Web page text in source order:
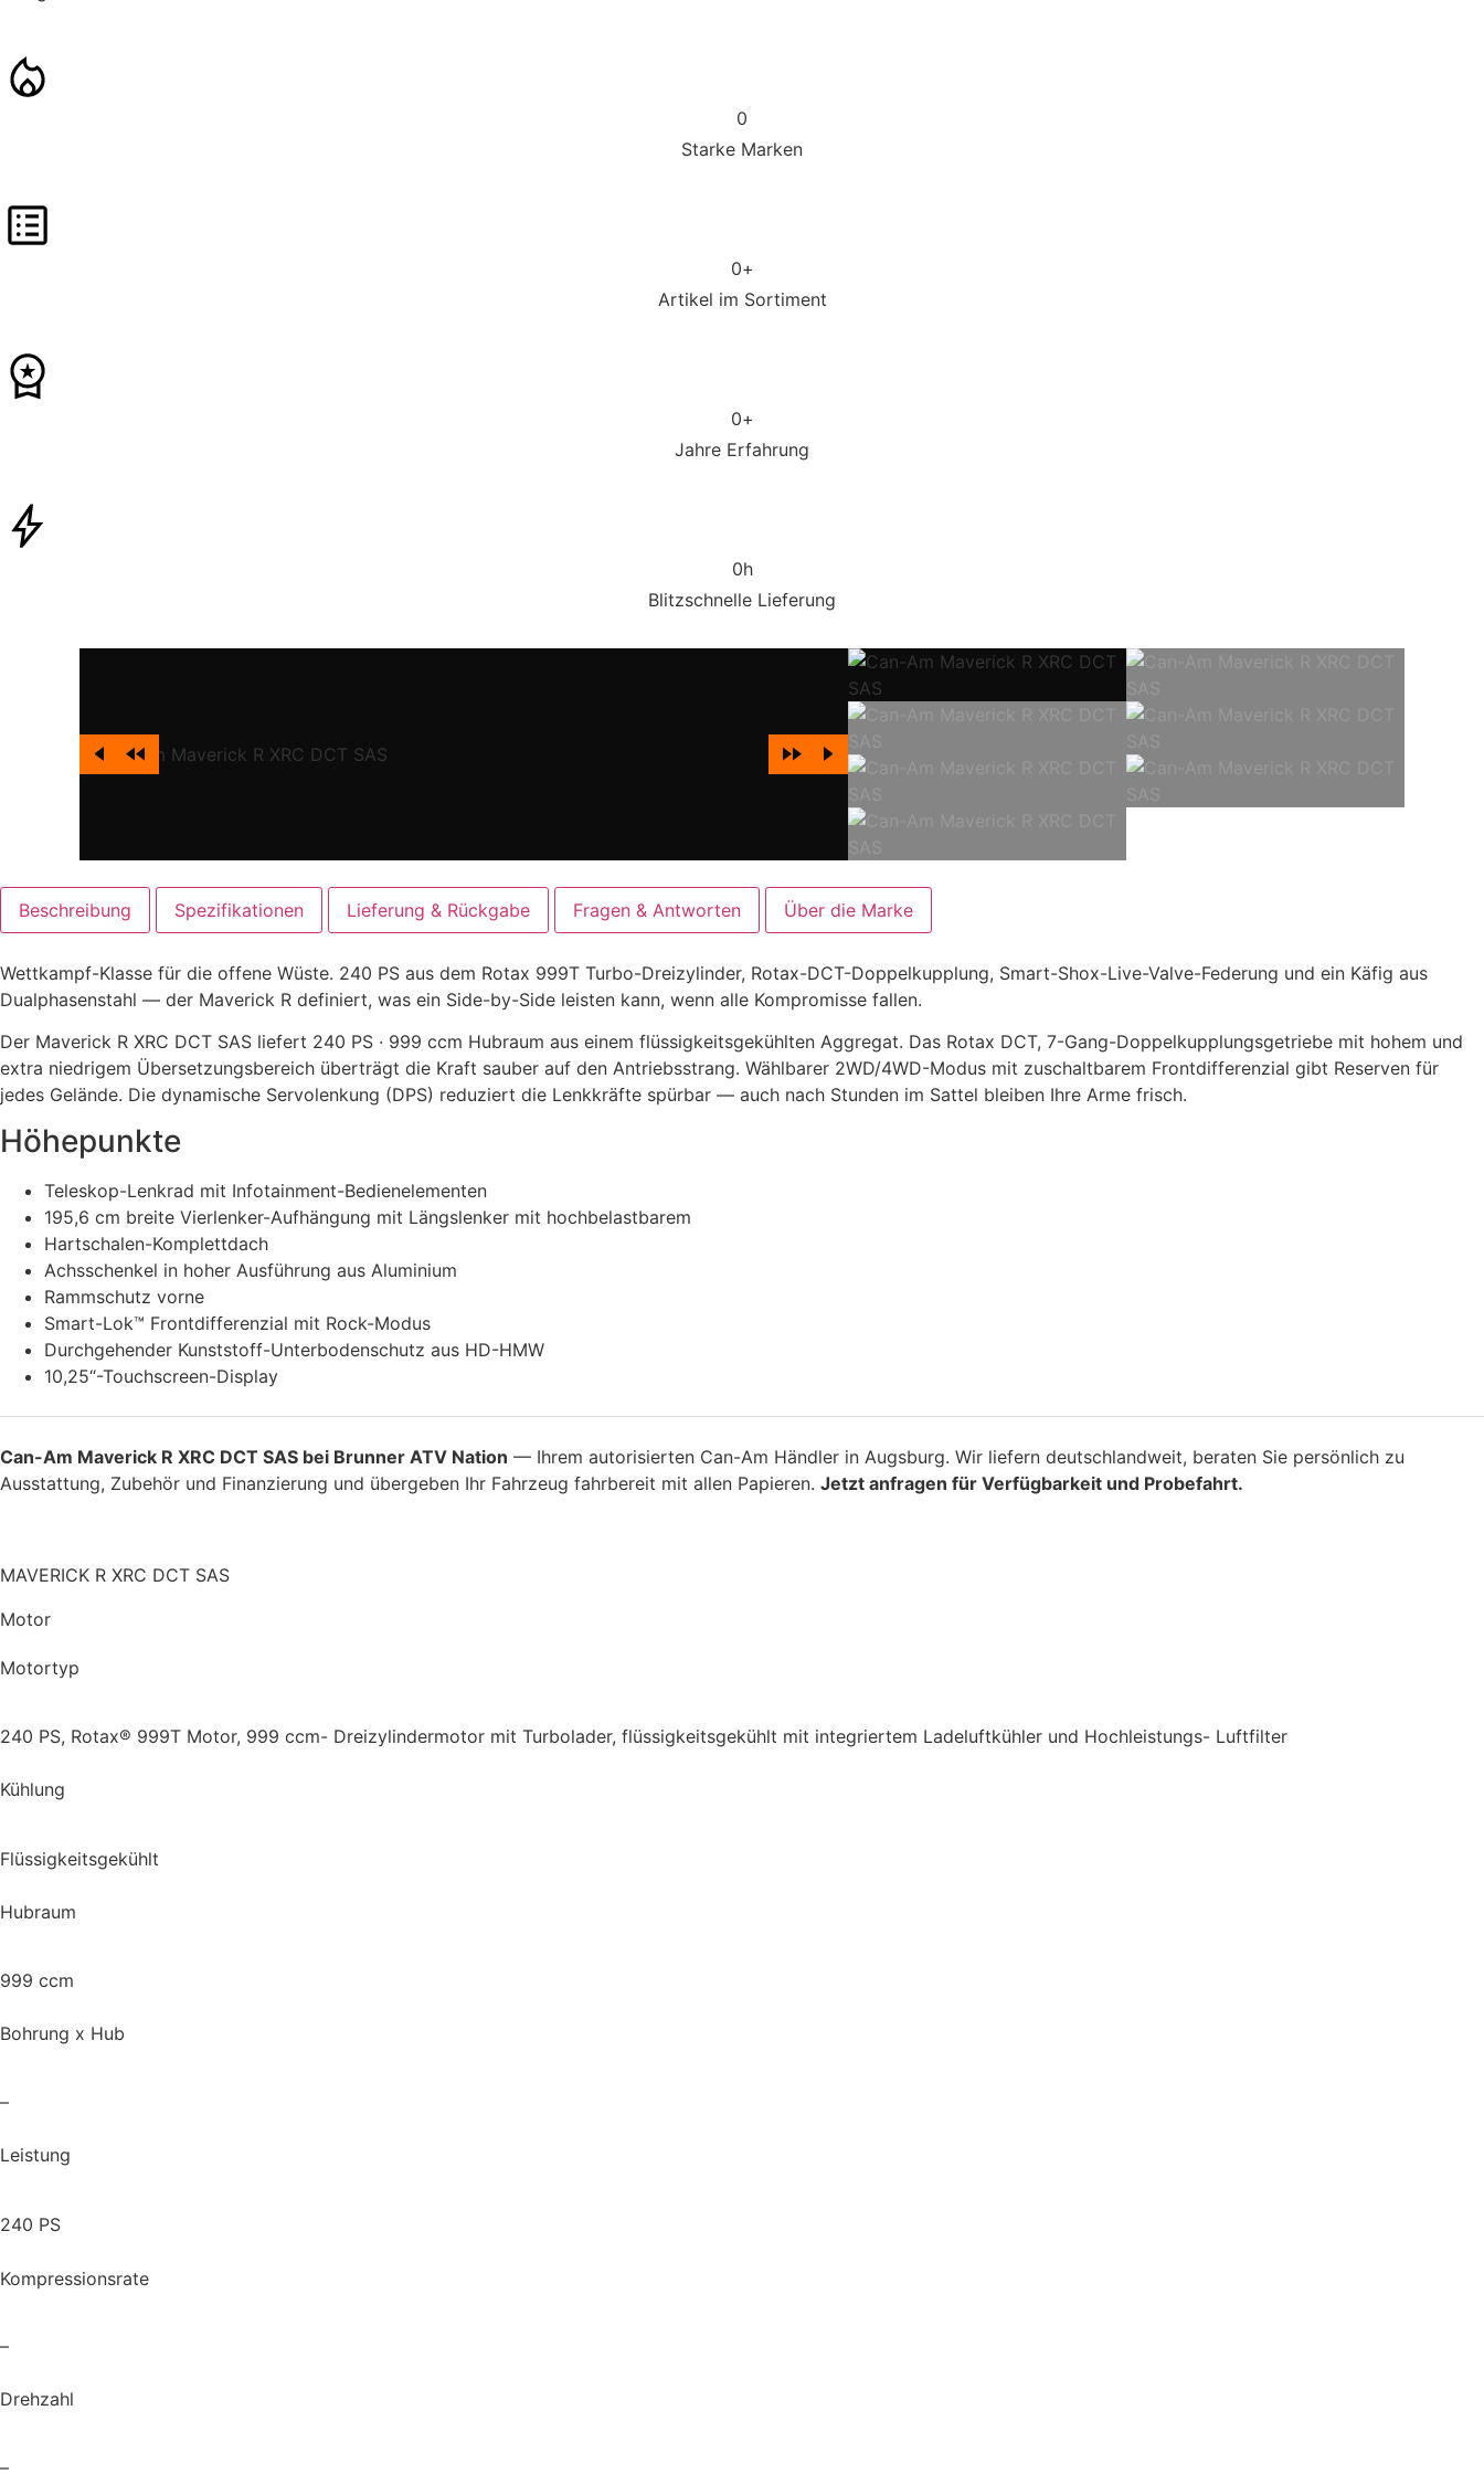
Starke Marken
0
Artikel im Sortiment
0+
Jahre Erfahrung
0+
Blitzschnelle Lieferung
0h
Beschreibung Spezifikationen Lieferung & Rückgabe Fragen & Antworten Über die Marke
Wettkampf-Klasse für die offene Wüste. 240 PS aus dem Rotax 999T Turbo-Dreizylinder, Rotax-DCT-Doppelkupplung, Smart-Shox-Live-Valve-Federung und ein Käfig aus
Dualphasenstahl — der Maverick R definiert, was ein Side-by-Side leisten kann, wenn alle Kompromisse fallen.
Der Maverick R XRC DCT SAS liefert 240 PS · 999 ccm Hubraum aus einem flüssigkeitsgekühlten Aggregat. Das Rotax DCT, 7-Gang-Doppelkupplungsgetriebe mit hohem und
extra niedrigem Übersetzungsbereich überträgt die Kraft sauber auf den Antriebsstrang. Wählbarer 2WD/4WD-Modus mit zuschaltbarem Frontdifferenzial gibt Reserven für
jedes Gelände. Die dynamische Servolenkung (DPS) reduziert die Lenkkräfte spürbar — auch nach Stunden im Sattel bleiben Ihre Arme frisch.
Höhepunkte
Teleskop-Lenkrad mit Infotainment-Bedienelementen
195,6 cm breite Vierlenker-Aufhängung mit Längslenker mit hochbelastbarem
Hartschalen-Komplettdach
Achsschenkel in hoher Ausführung aus Aluminium
Rammschutz vorne
Smart-Lok™ Frontdifferenzial mit Rock-Modus
Durchgehender Kunststoff-Unterbodenschutz aus HD-HMW
10,25“-Touchscreen-Display
Can-Am Maverick R XRC DCT SAS bei Brunner ATV Nation — Ihrem autorisierten Can-Am Händler in Augsburg. Wir liefern deutschlandweit, beraten Sie persönlich zu
Ausstattung, Zubehör und Finanzierung und übergeben Ihr Fahrzeug fahrbereit mit allen Papieren. Jetzt anfragen für Verfügbarkeit und Probefahrt.
MAVERICK R XRC DCT SAS
Motor
Motortyp
240 PS, Rotax® 999T Motor, 999 ccm- Dreizylindermotor mit Turbolader, flüssigkeitsgekühlt mit integriertem Ladeluftkühler und Hochleistungs- Luftfilter
Kühlung
Flüssigkeitsgekühlt
Hubraum
999 ccm
Bohrung x Hub
–
Leistung
240 PS
Kompressionsrate
–
Drehzahl
–